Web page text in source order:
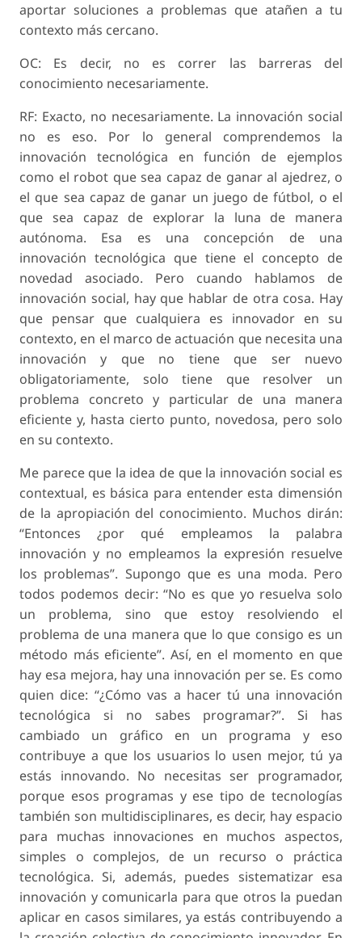
aportar soluciones a problemas que atañen a tu
contexto más cercano.
OC: Es decir, no es correr las barreras del
conocimiento necesariamente.
RF: Exacto, no necesariamente. La innovación social
no es eso. Por lo general comprendemos la
innovación tecnológica en función de ejemplos
como el robot que sea capaz de ganar al ajedrez, o
el que sea capaz de ganar un juego de fútbol, o el
que sea capaz de explorar la luna de manera
autónoma. Esa es una concepción de una
innovación tecnológica que tiene el concepto de
novedad asociado. Pero cuando hablamos de
innovación social, hay que hablar de otra cosa. Hay
que pensar que cualquiera es innovador en su
contexto, en el marco de actuación que necesita una
innovación y que no tiene que ser nuevo
obligatoriamente, solo tiene que resolver un
problema concreto y particular de una manera
eficiente y, hasta cierto punto, novedosa, pero solo
en su contexto.
Me parece que la idea de que la innovación social es
contextual, es básica para entender esta dimensión
de la apropiación del conocimiento. Muchos dirán:
“Entonces ¿por qué empleamos la palabra
innovación y no empleamos la expresión resuelve
los problemas”. Supongo que es una moda. Pero
todos podemos decir: “No es que yo resuelva solo
un problema, sino que estoy resolviendo el
problema de una manera que lo que consigo es un
método más eficiente”. Así, en el momento en que
hay esa mejora, hay una innovación per se. Es como
quien dice: “¿Cómo vas a hacer tú una innovación
tecnológica si no sabes programar?”. Si has
cambiado un gráfico en un programa y eso
contribuye a que los usuarios lo usen mejor, tú ya
estás innovando. No necesitas ser programador,
porque esos programas y ese tipo de tecnologías
también son multidisciplinares, es decir, hay espacio
para muchas innovaciones en muchos aspectos,
simples o complejos, de un recurso o práctica
tecnológica. Si, además, puedes sistematizar esa
innovación y comunicarla para que otros la puedan
aplicar en casos similares, ya estás contribuyendo a